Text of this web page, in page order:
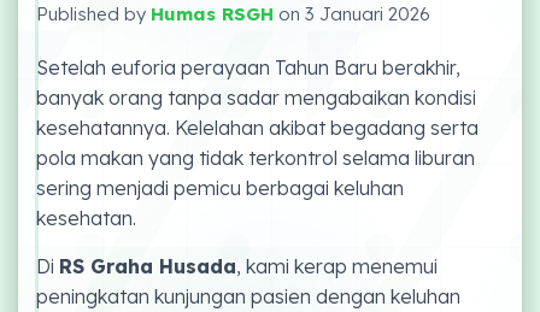
Published by Humas RSGH on 3 Januari 2026
Setelah euforia perayaan Tahun Baru berakhir,
banyak orang tanpa sadar mengabaikan kondisi
kesehatannya. Kelelahan akibat begadang serta
pola makan yang tidak terkontrol selama liburan
sering menjadi pemicu berbagai keluhan
kesehatan.
Di RS Graha Husada, kami kerap menemui
peningkatan kunjungan pasien dengan keluhan